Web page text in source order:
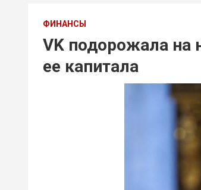
ФИНАНСЫ
VK подорожала на
ее капитала